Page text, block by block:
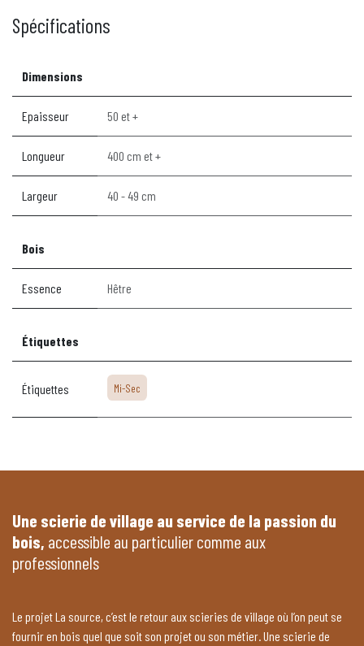
Spécifications
Dimensions
Epaisseur 50 et +
Longueur 400 cm et +
Largeur 40 - 49 cm
Bois
Essence Hêtre
Étiquettes
Étiquettes Mi-Sec
Une scierie de village au service de la passion du
bois, accessible au particulier comme aux
professionnels
Le projet La source, c’est le retour aux scieries de village où l’on peut se
fournir en bois quel que soit son projet ou son métier. Une scierie de